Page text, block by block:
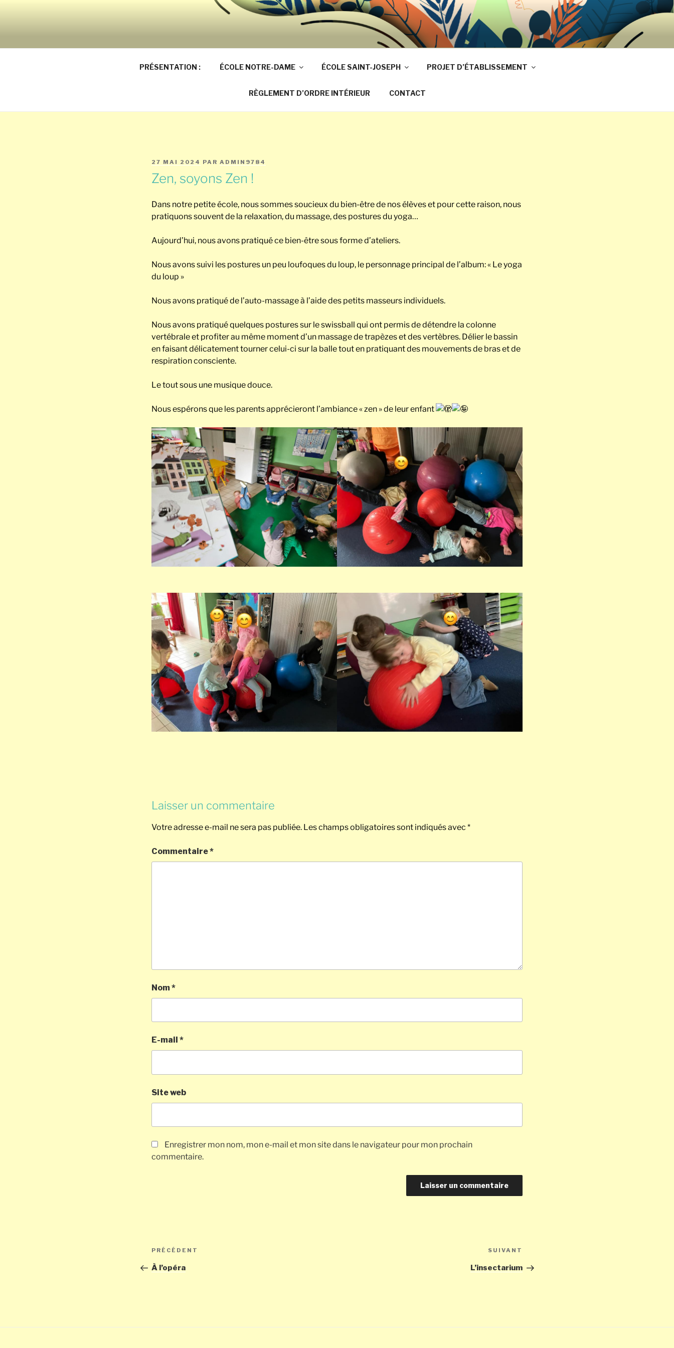
ECOLE NOTRE-DAME DE SAINT-REMY ECOLE
SAINT-JOSEPH CHERATTE
PRÉSENTATION : ÉCOLE NOTRE-DAME ÉCOLE SAINT-JOSEPH PROJET D’ÉTABLISSEMENT
RÈGLEMENT D’ORDRE INTÉRIEUR CONTACT
PUBLIÉ
LE
27 MAI 2024 PAR ADMIN9784
Zen, soyons Zen !
Dans notre petite école, nous sommes soucieux du bien-être de nos élèves et pour cette raison, nous
pratiquons souvent de la relaxation, du massage, des postures du yoga…
Aujourd’hui, nous avons pratiqué ce bien-être sous forme d’ateliers.
Nous avons suivi les postures un peu loufoques du loup, le personnage principal de l’album: « Le yoga
du loup »
Nousavons pratiqué de l’auto-massage à l’aide des petits masseurs individuels.
Nous avons pratiqué quelques postures sur le swissball qui ont permis de détendre la colonne
vertébrale et profiter au même moment d’un massage de trapèzes et des vertèbres. Délier le bassin
en faisant délicatement tourner celui-ci sur la balle tout en pratiquant des mouvements de bras et de
respiration consciente.
Le tout sous une musique douce.
Nous espérons que les parents apprécieront l’ambiance « zen » de leur enfant
Laisser un commentaire
Votre adresse e-mail ne sera pas publiée. Les champs obligatoires sont indiqués avec *
Commentaire*
Nom*
E-mail *
Site web
Enregistrer mon nom, mon e-mail et mon site dans le navigateur pour mon prochain
commentaire.
Navigation
de
Article
précédent
PRÉCÉDENT
À l’opéra
SUIVANT
L’insectarium